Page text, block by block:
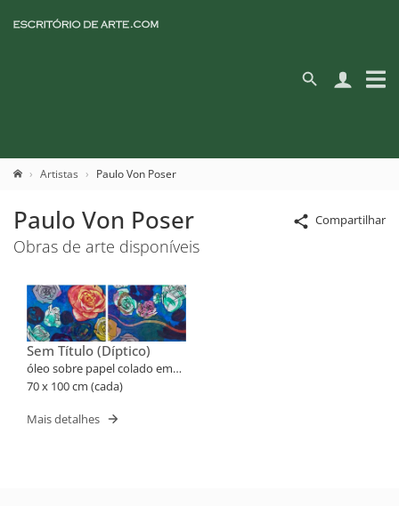
Artistas Paulo Von Poser
Compartilhar
Paulo Von Poser
Obras de arte disponíveis
Sem Título (Díptico)
óleo sobre papel colado em
placa
70 x 100 cm (cada)
Mais detalhes